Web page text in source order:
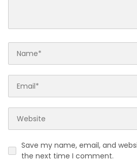
Save my name, email, and
the next time I comment.